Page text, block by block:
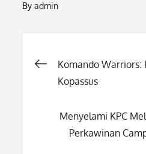
Byadmin
Post
Komando Warriors:
Kopassus
Menyelami KPC
Perkawinan